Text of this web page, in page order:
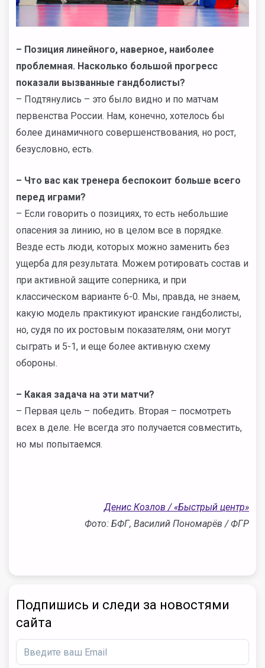
– Позиция линейного, наверное, наиболее
проблемная. Насколько большой прогресс
показали вызванные гандболисты?
– Подтянулись – это было видно и по матчам
первенства России. Нам, конечно, хотелось бы
более динамичного совершенствования, но рост,
безусловно, есть.
– Что вас как тренера беспокоит больше всего
перед играми?
– Если говорить о позициях, то есть небольшие
опасения за линию, но в целом все в порядке.
Везде есть люди, которых можно заменить без
ущерба для результата. Можем ротировать состав и
при активной защите соперника, и при
классическом варианте 6-0. Мы, правда, не знаем,
какую модель практикуют иранские гандболисты,
но, судя по их ростовым показателям, они могут
сыграть и 5-1, и еще более активную схему
обороны.
– Какая задача на эти матчи?
– Первая цель – победить. Вторая – посмотреть
всех в деле. Не всегда это получается совместить,
но мы попытаемся.
Денис Козлов / «Быстрый центр»
Фото: БФГ, Василий Пономарёв / ФГР
Подпишись и следи за новостями
сайта